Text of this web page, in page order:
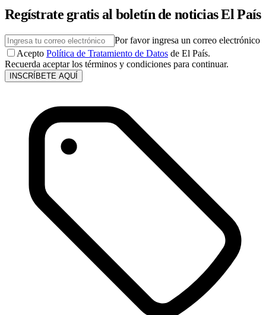
Regístrate gratis al boletín de noticias El País
Por favor ingresa un correo electrónico
Acepto Política de Tratamiento de Datos de El País.
Recuerda aceptar los términos y condiciones para continuar.
INSCRÍBETE AQUÍ